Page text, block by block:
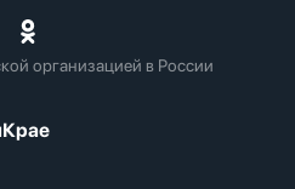
организацией в России